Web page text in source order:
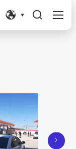
  
